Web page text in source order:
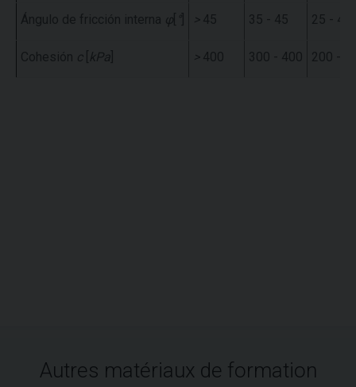
Ángulo de fricción interna φ >45 35 - 45 25 - 45
Cohesión c[ kPa >400 300 - 400 200 -
Autres matériaux de formation